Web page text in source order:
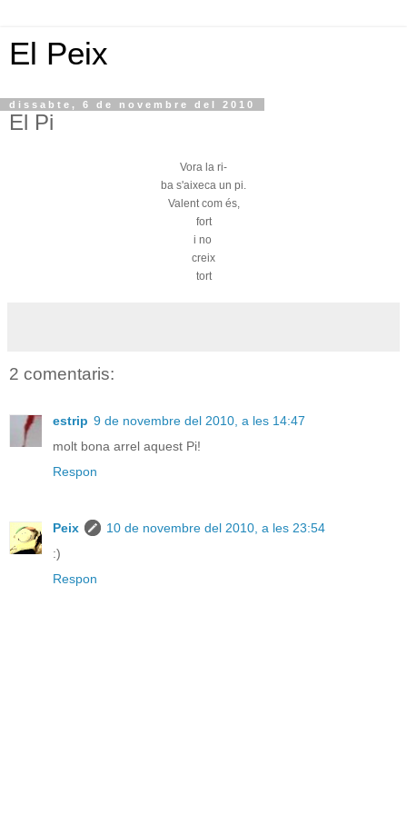
El Peix
dissabte, 6 de novembre del 2010
El Pi
Vora la ri-
ba s'aixeca un pi.
Valent com és,
fort
i no
creix
tort
2 comentaris:
estrip 9 de novembre del 2010, a les 14:47
molt bona arrel aquest Pi!
Respon
Peix
10 de novembre del 2010, a les 23:54
:)
Respon